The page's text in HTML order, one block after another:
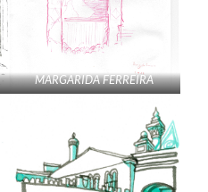
MARGARIDA FERREIRA